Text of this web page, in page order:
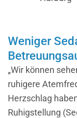
Weniger
„Wir können
ruhigere
Herzschlag
Ruhigstellung